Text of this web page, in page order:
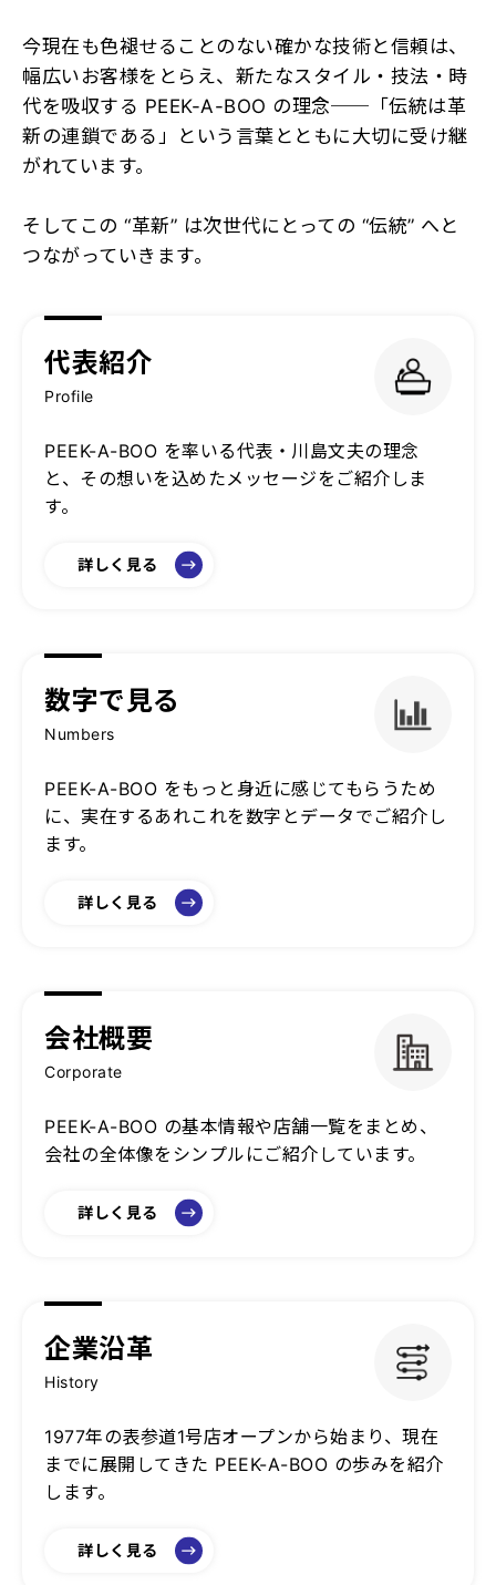
今現在も色褪せることのない確かな技術と信頼は、
幅広いお客様をとらえ、新たなスタイル・技法・時
代を吸収する PEEK-A-BOO の理念──「伝統は革
新の連鎖である」という言葉とともに大切に受け継
がれています。
そしてこの “革新” は次世代にとっての “伝統” へと
つながっていきます。
代表紹介
Profile
PEEK-A-BOO を率いる代表・川島文夫の理念
と、その想いを込めたメッセージをご紹介しま
す。
詳しく見る
数字で見る
Numbers
PEEK-A-BOO をもっと身近に感じてもらうため
に、実在するあれこれを数字とデータでご紹介し
ます。
詳しく見る
会社概要
Corporate
PEEK-A-BOO の基本情報や店舗一覧をまとめ、
会社の全体像をシンプルにご紹介しています。
詳しく見る
企業沿革
History
1977年の表参道1号店オープンから始まり、現在
までに展開してきた PEEK-A-BOO の歩みを紹介
します。
詳しく見る